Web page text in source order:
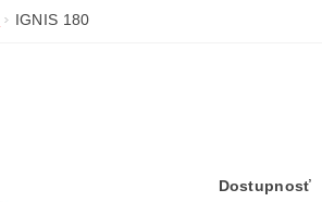
IGNIS 180
Dostupnosť